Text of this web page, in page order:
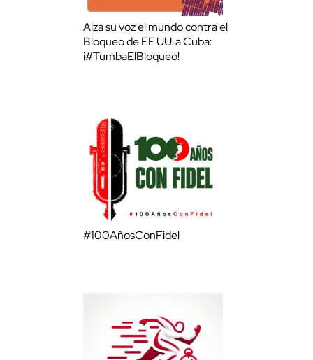
Alza su voz el mundo contra el
Bloqueo de EE.UU. a Cuba:
¡#TumbaElBloqueo!
#100AñosConFidel